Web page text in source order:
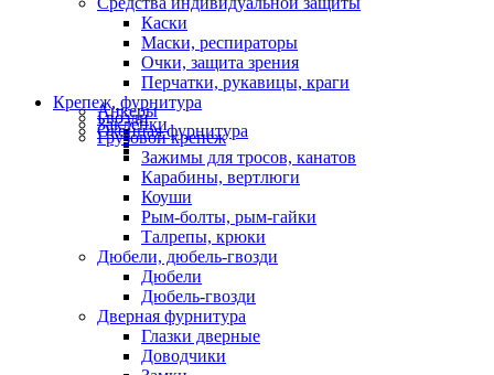
Каски
Маски, респираторы
Очки, защита зрения
Перчатки, рукавицы, краги
Крепеж, фурнитура
Анкеры
Гвозди
Заклепки
Оконная фурнитура
Грузовой крепеж
Зажимы для тросов, канатов
Карабины, вертлюги
Коуши
Рым-болты, рым-гайки
Талрепы, крюки
Дюбели, дюбель-гвозди
Дюбели
Дюбель-гвозди
Дверная фурнитура
Глазки дверные
Доводчики